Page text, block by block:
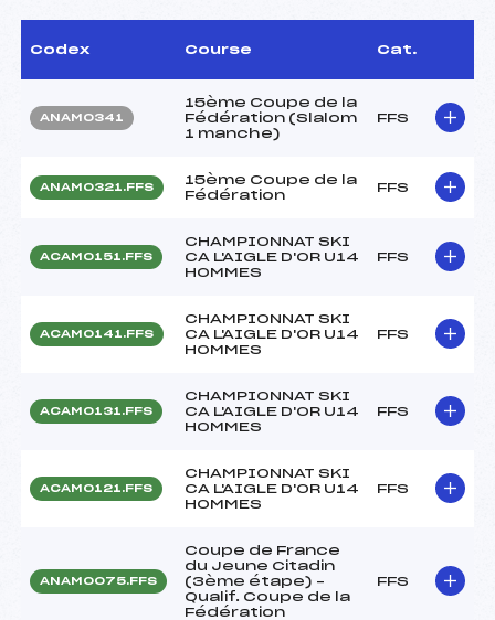
Codex Course Cat.
ANAM0341
15ème Coupe de la
Fédération (Slalom
1 manche)
FFS
ANAM0321.FFS
15ème Coupe de la
Fédération
FFS
ACAM0151.FFS
CHAMPIONNAT SKI
CA L'AIGLE D'OR U14
HOMMES
FFS
ACAM0141.FFS
CHAMPIONNAT SKI
CA L'AIGLE D'OR U14
HOMMES
FFS
ACAM0131.FFS
CHAMPIONNAT SKI
CA L'AIGLE D'OR U14
HOMMES
FFS
ACAM0121.FFS
CHAMPIONNAT SKI
CA L'AIGLE D'OR U14
HOMMES
FFS
ANAM0075.FFS
Coupe de France
du Jeune Citadin
(3ème étape) –
Qualif. Coupe de la
Fédération
FFS